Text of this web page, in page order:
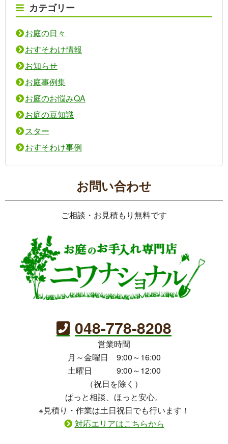
カテゴリー
お庭の日々
おすそわけ情報
お知らせ
お庭事例集
お庭のお悩みQA
お庭の豆知識
スター
おすそわけ事例
お問い合わせ
ご相談・お見積もり無料です
048-778-8208
営業時間
月～金曜日 9:00～16:00
土曜日 9:00～12:00
（祝日を除く）
ぱっと相談、ほっと安心。
※見積り・作業は土日祝日でも行います！
対応エリアはこちらから